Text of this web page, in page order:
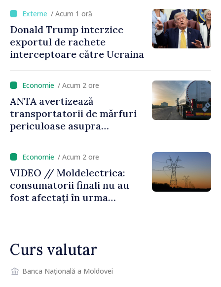
iar diaspora poate juca un
rol important în promovarea
și susținerea acestui
parcurs”
/ Acum 1 oră
Donald Trump interzice
exportul de rachete
interceptoare către Ucraina
/ Acum 2 ore
ANTA avertizează
transportatorii de mărfuri
periculoase asupra
caniculă
/ Acum 2 ore
VIDEO // Moldelectrica:
consumatorii finali nu au
fost afectați în urma
regim prioritar
Curs valutar
Banca Națională a Moldovei